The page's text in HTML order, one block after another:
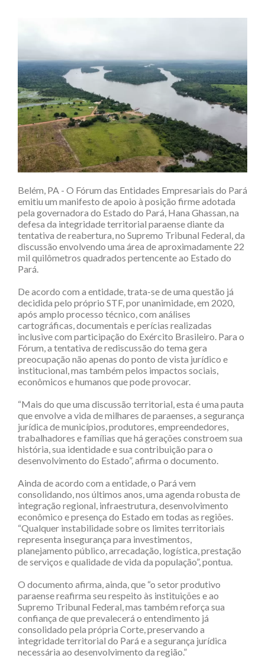
Belém, PA - O Fórum das Entidades Empresariais do Pará
emitiu um manifesto de apoio à posição firme adotada
pela governadora do Estado do Pará, Hana Ghassan, na
defesa da integridade territorial paraense diante da
tentativa de reabertura, no Supremo Tribunal Federal, da
discussão envolvendo uma área de aproximadamente 22
mil quilômetros quadrados pertencente ao Estado do
Pará.
De acordo com a entidade, trata-se de uma questão já
decidida pelo próprio STF, por unanimidade, em 2020,
após amplo processo técnico, com análises
cartográficas, documentais e perícias realizadas
inclusive com participação do Exército Brasileiro. Para o
Fórum, a tentativa de rediscussão do tema gera
preocupação não apenas do ponto de vista jurídico e
institucional, mas também pelos impactos sociais,
econômicos e humanos que pode provocar.
“Mais do que uma discussão territorial, esta é uma pauta
que envolve a vida de milhares de paraenses, a segurança
jurídica de municípios, produtores, empreendedores,
trabalhadores e famílias que há gerações constroem sua
história, sua identidade e sua contribuição para o
desenvolvimento do Estado”, afirma o documento.
Ainda de acordo com a entidade, o Pará vem
consolidando, nos últimos anos, uma agenda robusta de
integração regional, infraestrutura, desenvolvimento
econômico e presença do Estado em todas as regiões.
“Qualquer instabilidade sobre os limites territoriais
representa insegurança para investimentos,
planejamento público, arrecadação, logística, prestação
de serviços e qualidade de vida da população”, pontua.
O documento afirma, ainda, que “o setor produtivo
paraense reafirma seu respeito às instituições e ao
Supremo Tribunal Federal, mas também reforça sua
confiança de que prevalecerá o entendimento já
consolidado pela própria Corte, preservando a
integridade territorial do Pará e a segurança jurídica
necessária ao desenvolvimento da região.”